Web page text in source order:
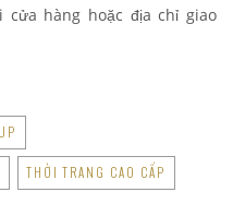
hàng hoặc địa chỉ giao
THỜI TRANG CAO CẤP